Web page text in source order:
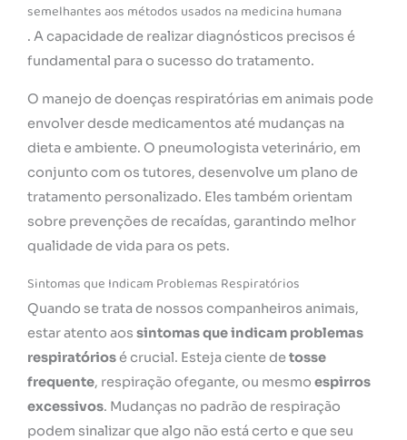
semelhantes aos métodos usados na medicina humana
. A capacidade de realizar diagnósticos precisos é
fundamental para o sucesso do tratamento.
O manejo de doenças respiratórias em animais pode
envolver desde medicamentos até mudanças na
dieta e ambiente. O pneumologista veterinário, em
conjunto com os tutores, desenvolve um plano de
tratamento personalizado. Eles também orientam
sobre prevenções de recaídas, garantindo melhor
qualidade de vida para os pets.
Sintomas que Indicam Problemas Respiratórios
Quando se trata de nossos companheiros animais,
estar atento aos sintomas que indicam problemas
respiratóriosé crucial. Esteja ciente detosse
frequente, respiração ofegante, ou mesmo espirros
excessivos. Mudanças no padrão de respiração
podem sinalizar que algo não está certo e que seu